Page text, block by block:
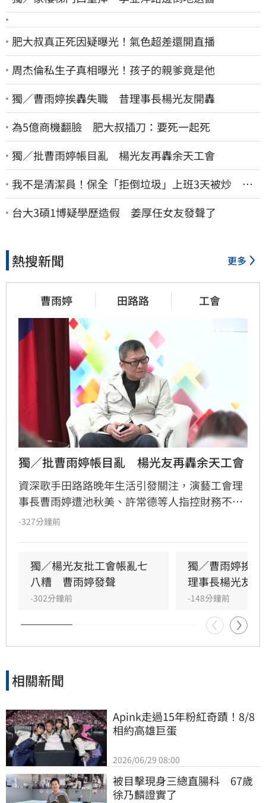
肥大叔真正死因疑曝光！氣色超差還開直播
周杰倫私生子真相曝光！孩子的親爹竟是他
獨／曹雨婷挨轟失職 昔理事長楊光友開轟
為5億商機翻臉 肥大叔插刀：要死一起死
獨／批曹雨婷帳目亂 楊光友再轟余天工會
我不是清潔員！保全「拒倒垃圾」上班3天被炒 找
法院討公道結果出爐
台大3碩1博疑學歷造假 姜厚任女友發聲了
熱搜新聞 更多
曹雨婷 田路路 工會
獨／批曹雨婷帳目亂　楊光友再轟余天工會
資深歌手田路路晚年生活引發關注，演藝工會理
事長曹雨婷遭池秋美、許常德等人指控財務不透
明及未照顧資深藝人，引發演藝圈軒然大波。針
會無關，更直言演藝圈工會林立現象混亂，強調
自己成立的台灣演藝人員協會運作順利，不願捲
入紛爭。這場關於藝人工會權益與財務管理的爭
議，隨著各界大咖發聲，讓演藝圈內部矛盾浮上
檯面，也凸顯了資深藝人照護制度的結構性問
題，引發社會廣泛關注與討論。
-327分鐘前
獨／楊光友批工會帳亂七
八糟　曹雨婷發聲
-302分鐘前
獨／曹雨婷挨
理事長楊光友開
-148分鐘前
相關新聞
Apink走過15年粉紅奇蹟！8/8
相約高雄巨蛋
2026/06/29 08:00
被目擊現身三總直腸科　67歲
徐乃麟證實了